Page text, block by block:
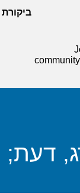
ביקורת
דעת;